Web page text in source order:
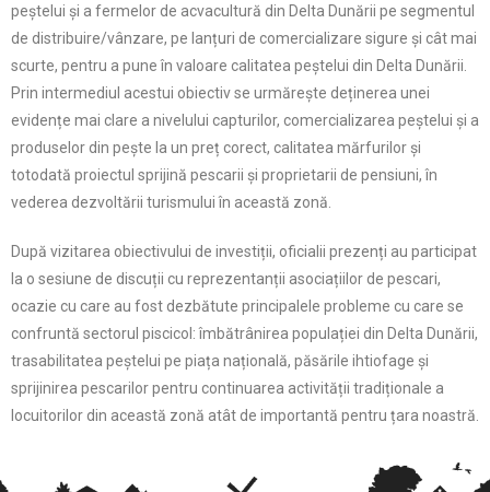
peștelui şi a fermelor de acvacultură din Delta Dunării pe segmentul
de distribuire/vânzare, pe lanțuri de comercializare sigure şi cât mai
scurte, pentru a pune în valoare calitatea peștelui din Delta Dunării.
Prin intermediul acestui obiectiv se urmărește deținerea unei
evidențe mai clare a nivelului capturilor, comercializarea peștelui și a
produselor din pește la un preț corect, calitatea mărfurilor și
totodată proiectul sprijină pescarii şi proprietarii de pensiuni, în
vederea dezvoltării turismului în această zonă.
După vizitarea obiectivului de investiții, oficialii prezenți au participat
la o sesiune de discuții cu reprezentanții asociațiilor de pescari,
ocazie cu care au fost dezbătute principalele probleme cu care se
confruntă sectorul piscicol: îmbătrânirea populației din Delta Dunării,
trasabilitatea peștelui pe piața națională, păsările ihtiofage și
sprijinirea pescarilor pentru continuarea activității tradiționale a
locuitorilor din această zonă atât de importantă pentru țara noastră.